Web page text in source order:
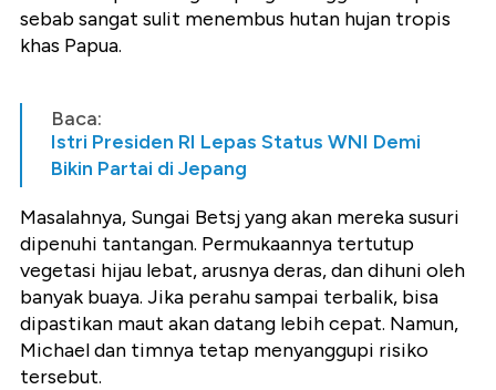
sebab sangat sulit menembus hutan hujan tropis
khas Papua.
Baca:
Istri Presiden RI Lepas Status WNI Demi
Bikin Partai di Jepang
Masalahnya, Sungai Betsj yang akan mereka susuri
dipenuhi tantangan. Permukaannya tertutup
vegetasi hijau lebat, arusnya deras, dan dihuni oleh
banyak buaya. Jika perahu sampai terbalik, bisa
dipastikan maut akan datang lebih cepat. Namun,
Michael dan timnya tetap menyanggupi risiko
tersebut.